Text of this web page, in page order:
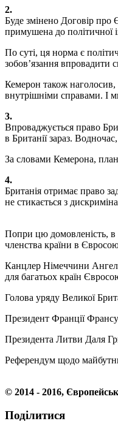
2.
Буде змінено Договір про
примушена до політичної
По суті, ця норма є
зобов’язання впровадити
Кемерон також
внутрішніми справами. І
3.
Впроваджується право
в Британії зараз.
За словами Кемерона,
4.
Британія отримає право
не стикається з
Попри цю домовленість, в
членства країни в
Канцлер Німеччини
для багатьох країн
Голова уряду Великої
Президент Франції
Президента Литви Даля
Референдум щодо
© 2014 - 2016,
Поділитися